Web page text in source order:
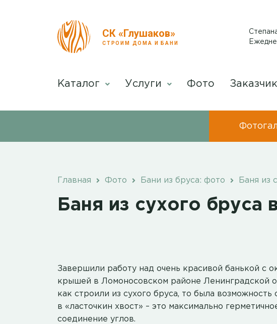
СК «Глушаков»
СТРОИМ ДОМА И БАНИ
Каталог Услуги Фото
Главная Фото Бани из бруса: фото Баня из
Баня из сухого бруса
Завершили работу над очень красивой банькой с
крышей в Ломоносовском районе Ленинградской
как строили из сухого бруса, то была возможность
в «ласточкин хвост» – это максимально
соединение углов.